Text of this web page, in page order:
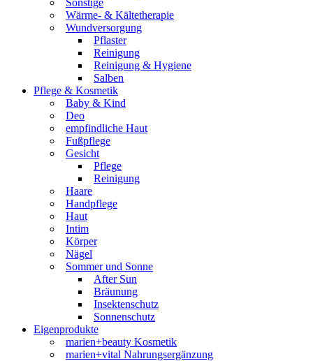
Sonstige
Wärme- & Kältetherapie
Wundversorgung
Pflaster
Reinigung
Reinigung & Hygiene
Salben
Pflege & Kosmetik
Baby & Kind
Deo
empfindliche Haut
Fußpflege
Gesicht
Pflege
Reinigung
Haare
Handpflege
Haut
Intim
Körper
Nägel
Sommer und Sonne
After Sun
Bräunung
Insektenschutz
Sonnenschutz
Eigenprodukte
marien+beauty Kosmetik
marien+vital Nahrungsergänzung